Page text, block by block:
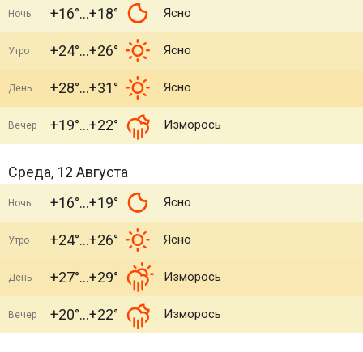
Ночь +16° +18° Ясно
Утро +24° +26° Ясно
День +28° +31° Ясно
Вечер +19° +22° Изморось
Среда, 12 Августа
Ночь +16° +19° Ясно
Утро +24° +26° Ясно
День +27° +29° Изморось
Вечер +20° +22° Изморось